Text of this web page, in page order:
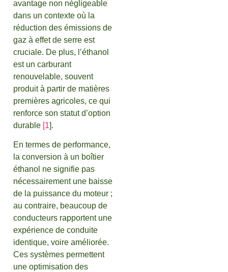
avantage non négligeable
dans un contexte où la
réduction des émissions de
gaz à effet de serre est
cruciale. De plus, l’éthanol
est un carburant
renouvelable, souvent
produit à partir de matières
premières agricoles, ce qui
renforce son statut d’option
durable [1].
En termes de performance,
la conversion à un boîtier
éthanol ne signifie pas
nécessairement une baisse
de la puissance du moteur ;
au contraire, beaucoup de
conducteurs rapportent une
expérience de conduite
identique, voire améliorée.
Ces systèmes permettent
une optimisation des